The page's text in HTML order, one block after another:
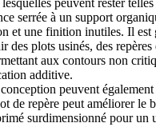
peuvent rester
serrée à un support
et une finition inutiles. Il est
des plots usinés, des repères
aux contours non
additive.
peuvent
de repère peut améliorer le
surdimensionné pour un